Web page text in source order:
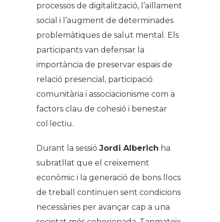
processos de digitalització, l’aïllament
social i l’augment de determinades
problemàtiques de salut mental. Els
participants van defensar la
importància de preservar espais de
relació presencial, participació
comunitària i associacionisme com a
factors clau de cohesió i benestar
col·lectiu.
Durant la sessió Jordi Alberich ha
subratllat que el creixement
econòmic i la generació de bons llocs
de treball continuen sent condicions
necessàries per avançar cap a una